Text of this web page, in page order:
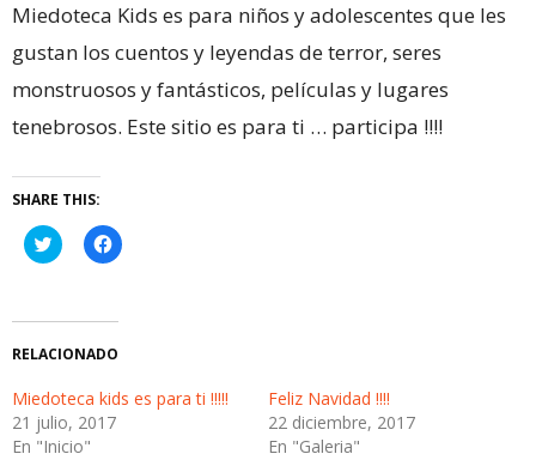
Miedoteca Kids es para niños y adolescentes que les
gustan los cuentos y leyendas de terror, seres
monstruosos y fantásticos, películas y lugares
tenebrosos. Este sitio es para ti … participa !!!!
SHARE THIS:
Haz
clic
Twitter
abre
en
ventana
nueva)
Haz
clic
Facebook
abre
en
ventana
nueva)
RELACIONADO
Miedoteca kids es para ti !!!!!
21 julio, 2017
En "Inicio"
Feliz Navidad !!!!
22 diciembre, 2017
En "Galeria"